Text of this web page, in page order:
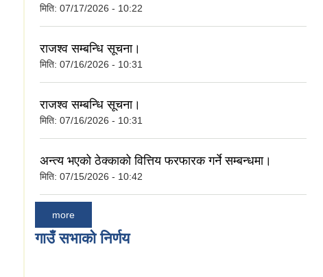
मिति: 07/17/2026 - 10:22
राजश्व सम्बन्धि सूचना।
मिति: 07/16/2026 - 10:31
राजश्व सम्बन्धि सूचना।
मिति: 07/16/2026 - 10:31
अन्त्य भएको ठेक्काको वित्तिय फरफारक गर्ने सम्बन्धमा।
मिति: 07/15/2026 - 10:42
more
गाउँ सभाको निर्णय